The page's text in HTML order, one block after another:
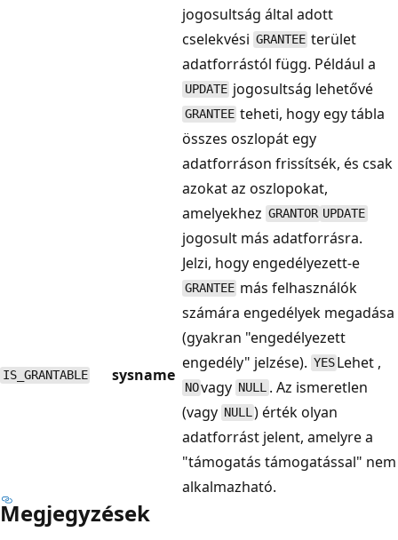
jogosultság által adott
cselekvési GRANTEE terület
adatforrástól függ. Például a
UPDATE jogosultság lehetővé
GRANTEE teheti, hogy egy tábla
összes oszlopát egy
adatforráson frissítsék, és csak
azokat az oszlopokat,
amelyekhez GRANTOR UPDATE
jogosult más adatforrásra.
IS_GRANTABLE sysname
Jelzi, hogy engedélyezett-e
GRANTEE más felhasználók
számára engedélyek megadása
(gyakran "engedélyezett
engedély" jelzése). YES Lehet ,
NOvagy NULL. Az ismeretlen
(vagy NULL) érték olyan
adatforrást jelent, amelyre a
"támogatás támogatással" nem
alkalmazható.
Megjegyzések